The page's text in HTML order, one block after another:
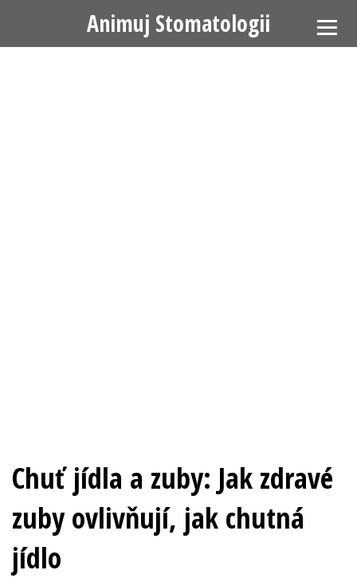
Animuj Stomatologii
Chuť jídla a zuby: Jak zdravé
zuby ovlivňují, jak chutná
jídlo